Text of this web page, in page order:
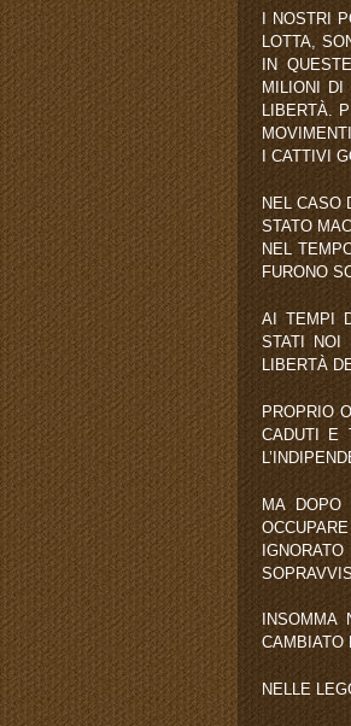
I NOSTRI
LOTTA,
IN
MILIONI DI
LIBERTÀ.
I CATTIVI
NEL CASO
STATO
NEL
FURONO
AI TEMPI
STATI NOI
LIBERTÀ
PROPRIO
CADUTI E
MA DOPO
INSOMMA
CAMBIATO
NELLE